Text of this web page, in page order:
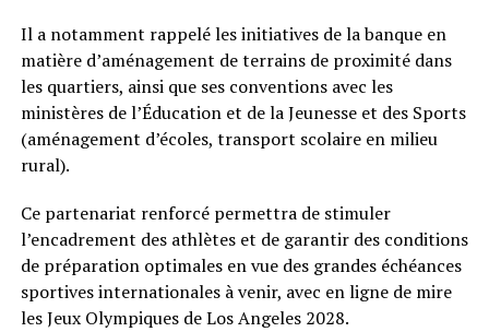
Il a notamment rappelé les initiatives de la banque en
matière d’aménagement de terrains de proximité dans
les quartiers, ainsi que ses conventions avec les
ministères de l’Éducation et de la Jeunesse et des Sports
(aménagement d’écoles, transport scolaire en milieu
rural).
Ce partenariat renforcé permettra de stimuler
l’encadrement des athlètes et de garantir des conditions
de préparation optimales en vue des grandes échéances
sportives internationales à venir, avec en ligne de mire
les Jeux Olympiques de Los Angeles 2028.